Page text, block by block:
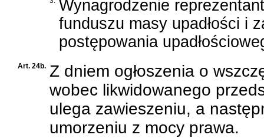
Wynagrodzenie
funduszu masy upadłości i
postępowania
Art. 24b. Z dniem ogłoszenia o
wobec likwidowanego
ulega zawieszeniu, a
umorzeniu z mocy prawa.